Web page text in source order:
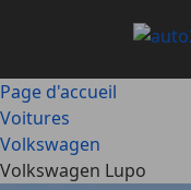
principal
Page d'accueil
Voitures
Volkswagen
Volkswagen Lupo